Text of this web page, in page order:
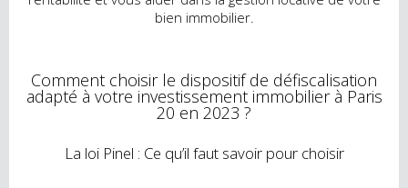
bien immobilier.
Comment choisir le dispositif de défiscalisation
adapté à votre investissement immobilier à Paris
20 en 2023 ?
La loi Pinel : Ce qu’il faut savoir pour choisir